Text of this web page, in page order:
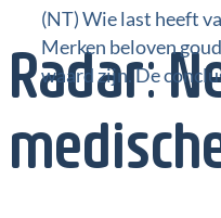
Radar:
(NT) Wie last heeft
Merken beloven
waard zijn. De